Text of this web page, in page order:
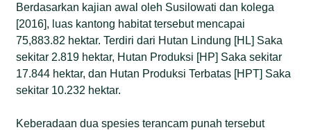
Berdasarkan kajian awal oleh Susilowati dan kolega
[2016], luas kantong habitat tersebut mencapai
75,883.82 hektar. Terdiri dari Hutan Lindung [HL] Saka
sekitar 2.819 hektar, Hutan Produksi [HP] Saka sekitar
17.844 hektar, dan Hutan Produksi Terbatas [HPT] Saka
sekitar 10.232 hektar.
Keberadaan dua spesies terancam punah tersebut